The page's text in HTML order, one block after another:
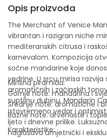
Opis proizvoda
The Merchant of Venice
vibrantan i razigran niche
mediteranskih citrusa i
karnevalom. Kompozicija
sočne mandarine koje
vedrine. U srcu mirisa
aromatičnih i začinskih
suptilnu dubinu. Mandarin
istovremeno vedar i
ljeto i dnevne prilike.
naglašava umjetnički i
Mirisna piramida:
Gornje note: mandarina i
Srednje note: aromatične i
Bazne note: drvenaste i
Karakteristike: